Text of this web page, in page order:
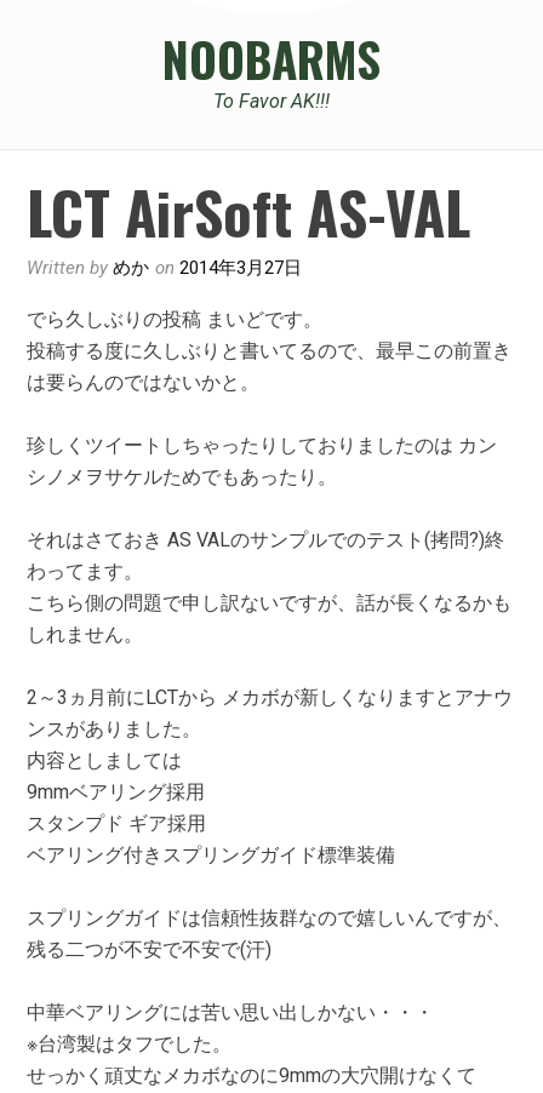
NOOBARMS
To Favor AK!!!
LCT AirSoft AS-VAL
Written byめか on2014年3月27日
でら久しぶりの投稿 まいどです。
投稿する度に久しぶりと書いてるので、最早この前置き
は要らんのではないかと。
珍しくツイートしちゃったりしておりましたのは カン
シノメヲサケルためでもあったり。
それはさておき AS VALのサンプルでのテスト(拷問?)終
わってます。
こちら側の問題で申し訳ないですが、話が長くなるかも
しれません。
2～3ヵ月前にLCTから メカボが新しくなりますとアナウ
ンスがありました。
内容としましては
9mmベアリング採用
スタンプド ギア採用
ベアリング付きスプリングガイド標準装備
スプリングガイドは信頼性抜群なので嬉しいんですが、
残る二つが不安で不安で(汗)
中華ベアリングには苦い思い出しかない・・・
※台湾製はタフでした。
せっかく頑丈なメカボなのに9mmの大穴開けなくて